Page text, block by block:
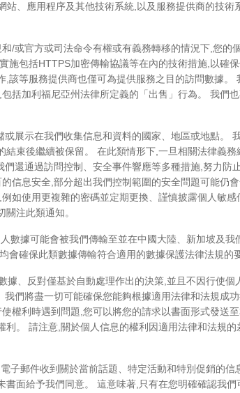
、應用程序及其他技術系統,以及服務提供商的技術
/或官方或司法命令有權或有義務轉移的情況下,您的
施包括HTTPS加密傳輸協議等在內的技術措施,以確
等服務提供商也僅可為提供服務之目的訪問數據。
括加利福尼亞州法律所定義的「出售」行為。 我們
展示在我們收集信息和資料的國家、地區或地點。
束後繼續被保留。 在此類情形下,一旦相關法律義務
還通過訪問控制、安全事件響應等多種措施,努力防
信息安全,部分超出我們控制範圍的安全問題可能仍會
如使用更複雜的密碼並定期更換、謹慎披露個人敏感
注此類通知。
數據可能會被我們傳輸至並在中國大陸、新加坡及我
確保此類數據傳輸符合適用的數據保護法律法規的
、反對僅基於自動處理作出的決策,並且不因行使個
們將盡一切可能確保您能夠根據適用法律和法規成
權利時遇到問題,您可以將您的請求以書面形式發送
。 請注意,關於個人信息的權利因適用法律和法規的
子郵件收到關於當前話題、特定活動和特別促銷的信
面給予我們同意。 這意味著,只有在您明確確認我們